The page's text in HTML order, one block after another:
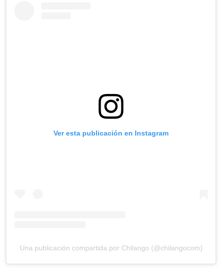
Ver esta publicación en Instagram
Una publicación compartida por Chilango (@chilangocom)